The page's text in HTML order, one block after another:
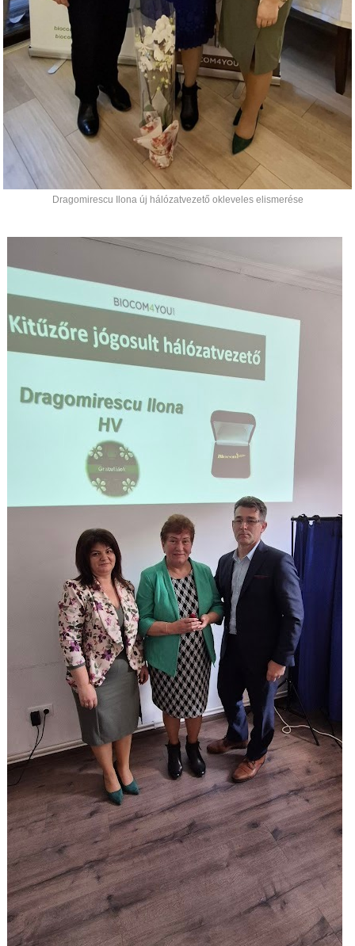
Dragomirescu Ilona új hálózatvezető okleveles elismerése